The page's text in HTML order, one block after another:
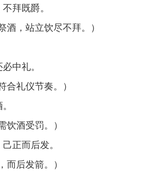
拜既爵。
酒，站立饮尽不拜。）
必中礼。
合礼仪节奏。）
。
饮酒受罚。）
正而后发。
而后发箭。）